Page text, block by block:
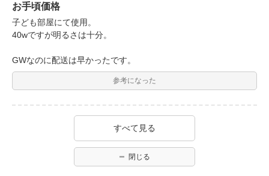
お手頃価格
子ども部屋にて使用。
40wですが明るさは十分。
GWなのに配送は早かったです。
参考になった
すべて見る
閉じる